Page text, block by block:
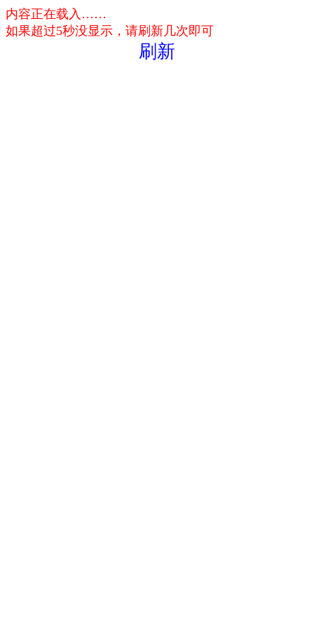
内容正在载入……
如果超过5秒没显示，请刷新几次即可
刷新